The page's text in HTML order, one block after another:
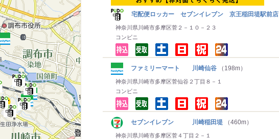
宅配便ロッカー セブンイレブン 京王稲田堤駅前店
神奈川県川崎市多摩区菅２－１０－２３
コンビニ
ファミリーマート 川崎仙谷 （198m）
神奈川県川崎市多摩区菅仙谷２丁目８－１
コンビニ
セブンイレブン 川崎稲田堤 （460m）
神奈川県川崎市多摩区菅４丁目２－１